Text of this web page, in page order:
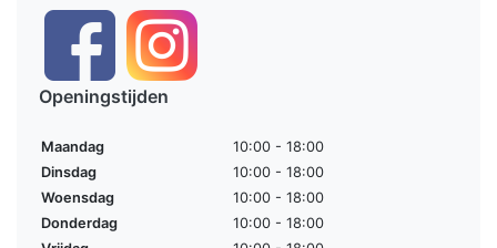
Openingstijden
Maandag
10:00 - 18:00
Dinsdag
10:00 - 18:00
Woensdag
10:00 - 18:00
Donderdag
10:00 - 18:00